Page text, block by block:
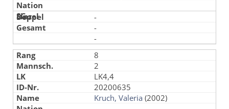
-
-
-
8
2
LK4,4
20200635
Kruch, Valeria (2002)